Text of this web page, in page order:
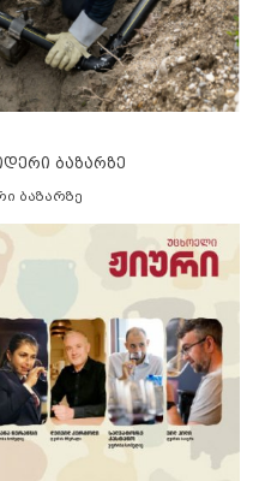
ბაზარზე
ბაზარზე